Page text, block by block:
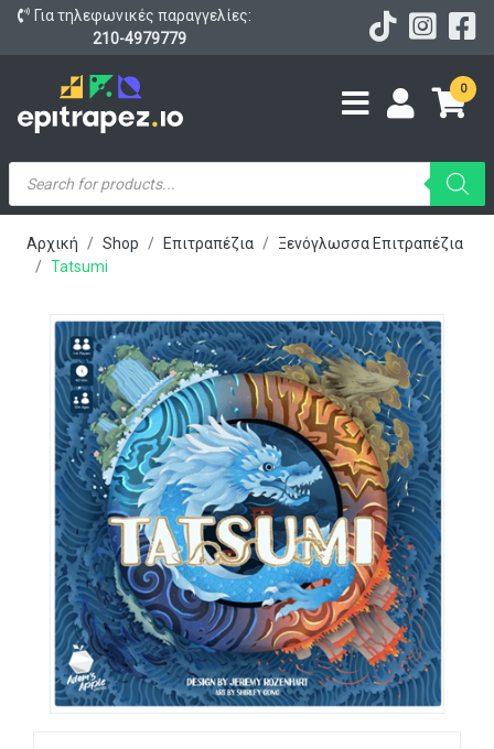
Για τηλεφωνικές παραγγελίες:
210-4979779
0
Products
search
Αρχική Shop Επιτραπέζια
Ξενόγλωσσα Επιτραπέζια
Tatsumi